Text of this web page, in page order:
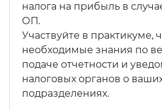
налога на прибыль в
ОП.
Участвуйте в практикуме,
необходимые знания по
подаче отчетности и
налоговых органов о
подразделениях.